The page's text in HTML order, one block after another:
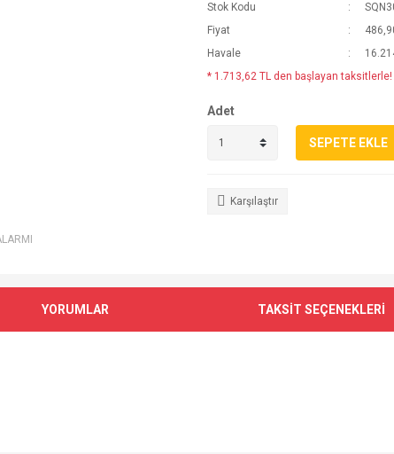
Stok Kodu
Fiyat
Havale
* 1.713,62 TL den başlayan taksitlerle!
Adet
SEPETE EKLE
Karşılaştır
YORUMLAR TAKSİT SEÇENEKLERİ